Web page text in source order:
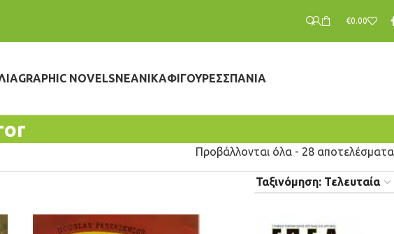
€0.00
GRAPHIC NOVELSΝΕΑΝΙΚΆΦΙΓΟΎΡΕΣΣΠΆΝΙΑ
Προβάλλονται όλα - 28 αποτελέσματα